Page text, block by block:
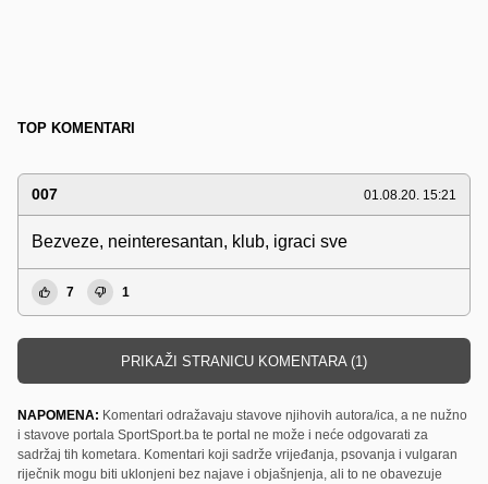
TOP KOMENTARI
007 01.08.20. 15:21
Bezveze, neinteresantan, klub, igraci sve
7 1
PRIKAŽI STRANICU KOMENTARA (1)
NAPOMENA: Komentari odražavaju stavove njihovih autora/ica, a ne nužno
i stavove portala SportSport.ba te portal ne može i neće odgovarati za
sadržaj tih kometara. Komentari koji sadrže vrijeđanja, psovanja i vulgaran
riječnik mogu biti uklonjeni bez najave i objašnjenja, ali to ne obavezuje